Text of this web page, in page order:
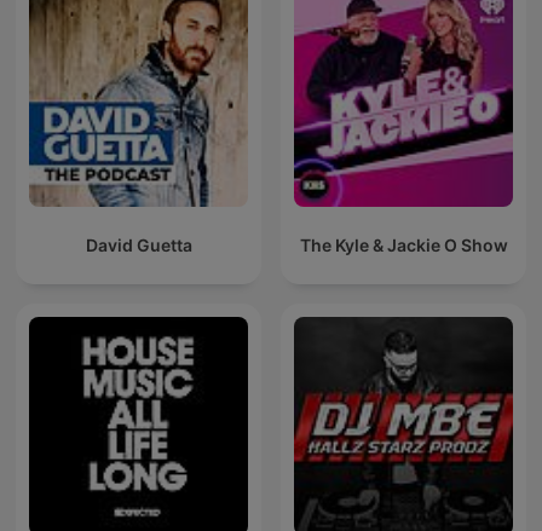
David Guetta The Kyle & Jackie O Show